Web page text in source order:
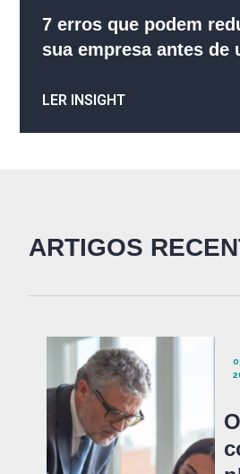
7 erros que podem
sua empresa antes de
LER INSIGHT
ARTIGOS